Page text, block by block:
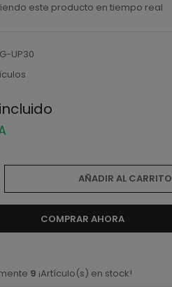
este producto en tiempo real
UP30
AÑADIR AL CARRITO
COMPRAR AHORA
9 ¡Artículo(s) en stock!